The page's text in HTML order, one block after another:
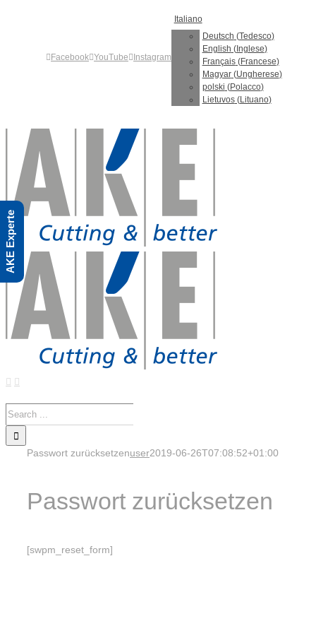
Facebook YouTube Instagram
Italiano
Deutsch (Tedesco)
English (Inglese)
Français(Francese)
Magyar(Ungherese)
polski (Polacco)
Lietuvos(Lituano)
Search
for:
Passwort zurücksetzenuser2019-06-26T07:08:52+01:00
Passwort zurücksetzen
[swpm_reset_form]
AKE Experte